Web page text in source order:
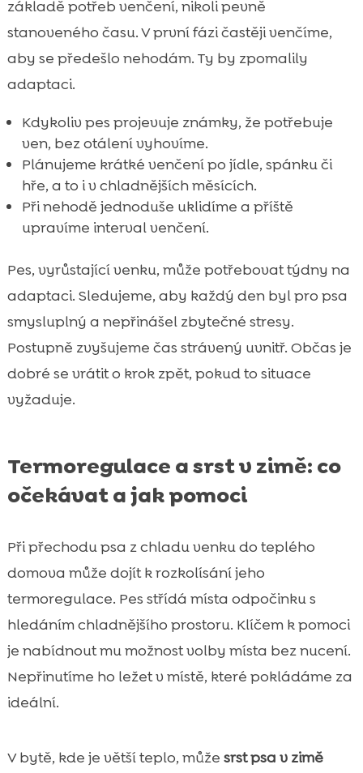
základě potřeb venčení, nikoli pevně
stanoveného času. V první fázi častěji venčíme,
aby se předešlo nehodám. Ty by zpomalily
adaptaci.
Kdykoliv pes projevuje známky, že potřebuje
ven, bez otálení vyhovíme.
Plánujeme krátké venčení po jídle, spánku či
hře, a to i v chladnějších měsících.
Při nehodě jednoduše uklidíme a příště
upravíme interval venčení.
Pes, vyrůstající venku, může potřebovat týdny na
adaptaci. Sledujeme, aby každý den byl pro psa
smysluplný a nepřinášel zbytečné stresy.
Postupně zvyšujeme čas strávený uvnitř. Občas je
dobré se vrátit o krok zpět, pokud to situace
vyžaduje.
Termoregulace a srst v zimě: co
očekávat a jak pomoci
Při přechodu psa z chladu venku do teplého
domova může dojít k rozkolísání jeho
termoregulace. Pes střídá místa odpočinku s
hledáním chladnějšího prostoru. Klíčem k pomoci
je nabídnout mu možnost volby místa bez nucení.
Nepřinutíme ho ležet v místě, které pokládáme za
ideální.
V bytě, kde je větší teplo, může srst psa v zimě